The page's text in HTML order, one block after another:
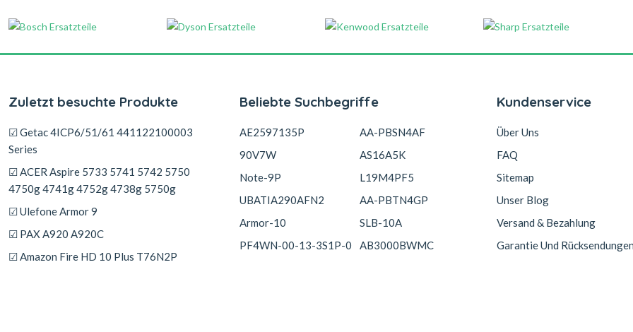
Zuletzt besuchte Produkte
☑ Getac 4ICP6/51/61 441122100003
Series
☑ ACER Aspire 5733 5741 5742 5750
4750g 4741g 4752g 4738g 5750g
☑ Ulefone Armor 9
☑ PAX A920 A920C
☑ Amazon Fire HD 10 Plus T76N2P
Beliebte Suchbegriffe
AE2597135P
90V7W
Note-9P
UBATIA290AFN2
Armor-10
PF4WN-00-13-3S1P-0
AA-PBSN4AF
AS16A5K
L19M4PF5
AA-PBTN4GP
SLB-10A
AB3000BWMC
Kundenservice
Über Uns
FAQ
Sitemap
Unser Blog
Versand & Bezahlung
Garantie Und Rücksendungen